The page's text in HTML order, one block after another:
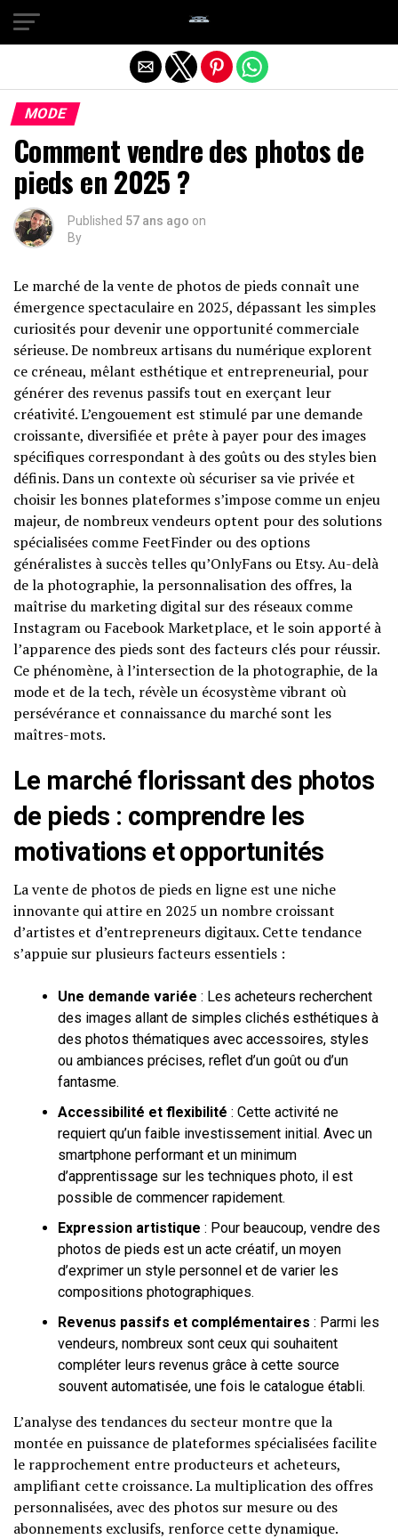
MODE
Comment vendre des photos de
pieds en 2025 ?
Published 57 ans ago on
By
Le marché de la vente de photos de pieds connaît une
émergence spectaculaire en 2025, dépassant les simples
curiosités pour devenir une opportunité commerciale
sérieuse. De nombreux artisans du numérique explorent
ce créneau, mêlant esthétique et entrepreneurial, pour
générer des revenus passifs tout en exerçant leur
créativité. L’engouement est stimulé par une demande
croissante, diversifiée et prête à payer pour des images
spécifiques correspondant à des goûts ou des styles bien
définis. Dans un contexte où sécuriser sa vie privée et
choisir les bonnes plateformes s’impose comme un enjeu
majeur, de nombreux vendeurs optent pour des solutions
spécialisées comme FeetFinder ou des options
généralistes à succès telles qu’OnlyFans ou Etsy. Au-delà
de la photographie, la personnalisation des offres, la
maîtrise du marketing digital sur des réseaux comme
Instagram ou Facebook Marketplace, et le soin apporté à
l’apparence des pieds sont des facteurs clés pour réussir.
Ce phénomène, à l’intersection de la photographie, de la
mode et de la tech, révèle un écosystème vibrant où
persévérance et connaissance du marché sont les
maîtres-mots.
Le marché florissant des photos
de pieds : comprendre les
motivations et opportunités
La vente de photos de pieds en ligne est une niche
innovante qui attire en 2025 un nombre croissant
d’artistes et d’entrepreneurs digitaux. Cette tendance
s’appuie sur plusieurs facteurs essentiels :
Une demande variée : Les acheteurs recherchent
des images allant de simples clichés esthétiques à
des photos thématiques avec accessoires, styles
ou ambiances précises, reflet d’un goût ou d’un
fantasme.
Accessibilité et flexibilité : Cette activité ne
requiert qu’un faible investissement initial. Avec un
smartphone performant et un minimum
d’apprentissage sur les techniques photo, il est
possible de commencer rapidement.
Expression artistique : Pour beaucoup, vendre des
photos de pieds est un acte créatif, un moyen
d’exprimer un style personnel et de varier les
compositions photographiques.
Revenus passifs et complémentaires : Parmi les
vendeurs, nombreux sont ceux qui souhaitent
compléter leurs revenus grâce à cette source
souvent automatisée, une fois le catalogue établi.
L’analyse des tendances du secteur montre que la
montée en puissance de plateformes spécialisées facilite
le rapprochement entre producteurs et acheteurs,
amplifiant cette croissance. La multiplication des offres
personnalisées, avec des photos sur mesure ou des
abonnements exclusifs, renforce cette dynamique.
Quitter la version mobile